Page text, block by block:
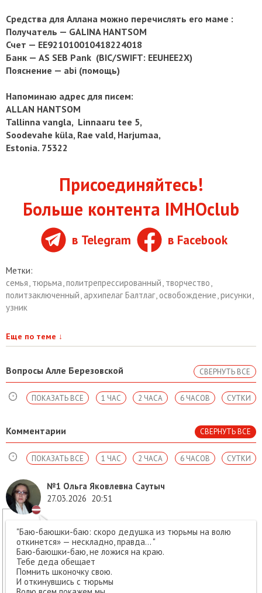
Средства для Аллана можно перечислять его маме :
Получатель — GALINA HANTSOM
Счет — EE921010010418224018
Банк — AS SEB Pank (BIC/SWIFT: EEUHEE2X)
Пояснение — abi (помощь)
Напоминаю адрес для писем:
ALLAN HANTSOM
Tallinna vangla, Linnaaru tee 5,
Soodevahe küla, Rae vald, Harjumaa,
Estonia. 75322
Присоединяйтесь!
Больше контента IMHOclub
в Telegram в Facebook
Метки:
семья, тюрьма,политрепрессированный, творчество,
политзаключенный, архипелаг Балтлаг, освобождение,рисунки,
узник
Еще по теме ↓
Вопросы Алле Березовской СВЕРНУТЬ ВСЕ
СУТКИ
6 ЧАСОВ
2 ЧАСА
1 ЧАС
ПОКАЗАТЬ ВСЕ
Комментарии СВЕРНУТЬ ВСЕ
СУТКИ
6 ЧАСОВ
2 ЧАСА
1 ЧАС
ПОКАЗАТЬ ВСЕ
№1 Ольга Яковлевна Саутыч
27.03.2026 20:51
"Баю-баюшки-баю: скоро дедушка из тюрьмы на волю
откинется» — нескладно, правда… "
Баю-баюшки-баю, не ложися на краю.
Тебе деда обещает
Помнить шконочку свою.
И откинувшись с тюрьмы